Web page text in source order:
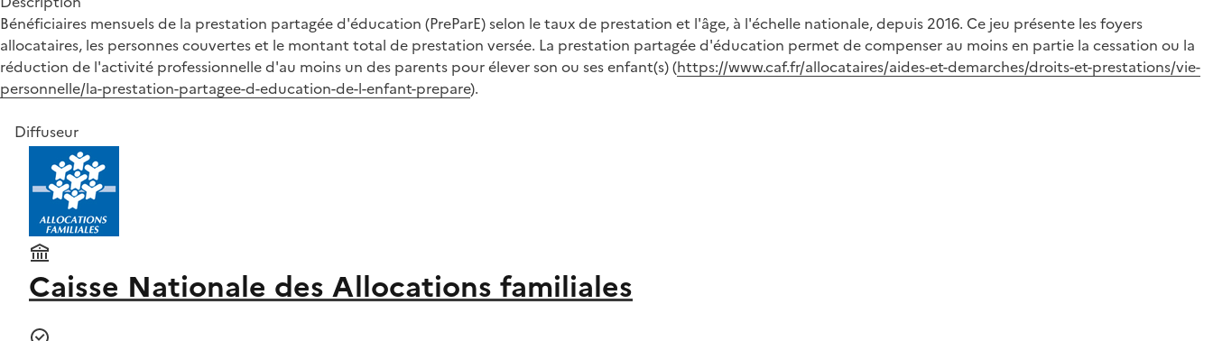
Bénéficiaires mensuels de la prestation partagée d'éducation (PreParE) selon le taux de prestation et l'âge, à l'échelle nationale, depuis 2016. Ce jeu présente les foyers
allocataires, les personnes couvertes et le montant total de prestation versée. La prestation partagée d'éducation permet de compenser au moins en partie la cessation ou la
réduction de l'activité professionnelle d'au moins un des parents pour élever son ou ses enfant(s) (https://www.caf.fr/allocataires/aides-et-demarches/droits-et-prestations/vie-
personnelle/la-prestation-partagee-d-education-de-l-enfant-prepare).
Diffuseur
Caisse Nationale des Allocations familiales